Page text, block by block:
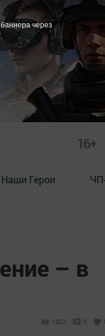
16+
Наши Герои
– в
1322 0
через